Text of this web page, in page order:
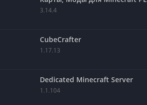
3.14.4
CubeCrafter
1.17.13
Dedicated Minecraft Server
1.1.104